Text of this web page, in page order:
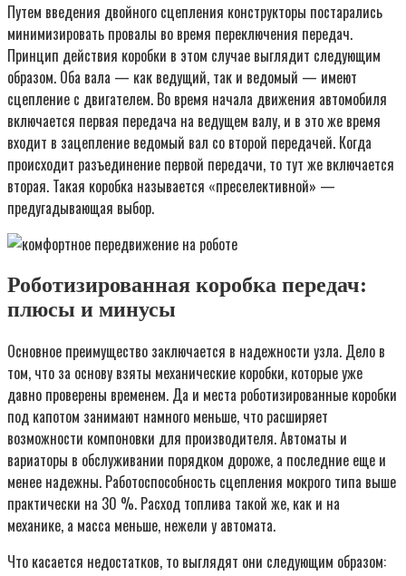
Путем введения двойного сцепления конструкторы постарались
минимизировать провалы во время переключения передач.
Принцип действия коробки в этом случае выглядит следующим
образом. Оба вала — как ведущий, так и ведомый — имеют
сцепление с двигателем. Во время начала движения автомобиля
включается первая передача на ведущем валу, и в это же время
входит в зацепление ведомый вал со второй передачей. Когда
происходит разъединение первой передачи, то тут же включается
вторая. Такая коробка называется «преселективной» —
предугадывающая выбор.
Роботизированная коробка передач:
плюсы и минусы
Основное преимущество заключается в надежности узла. Дело в
том, что за основу взяты механические коробки, которые уже
давно проверены временем. Да и места роботизированные коробки
под капотом занимают намного меньше, что расширяет
возможности компоновки для производителя. Автоматы и
вариаторы в обслуживании порядком дороже, а последние еще и
менее надежны. Работоспособность сцепления мокрого типа выше
практически на 30 %. Расход топлива такой же, как и на
механике, а масса меньше, нежели у автомата.
Что касается недостатков, то выглядят они следующим образом: